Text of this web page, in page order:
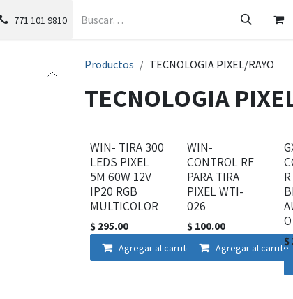
771 101 9810
Productos TECNOLOGIA PIXEL/RAYO
TECNOLOGIA
WIN- TIRA 300
LEDS PIXEL
5M 60W 12V
IP20 RGB
MULTICOLOR
$ 295.00
Agregar al carrito
WIN-
CONTROL RF
PARA TIRA
PIXEL WTI-
026
$ 100.00
Agregar al carrito
$